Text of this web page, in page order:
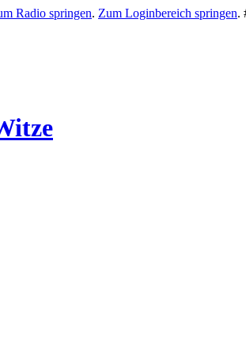
Radio springen. Zum Loginbereich springen.